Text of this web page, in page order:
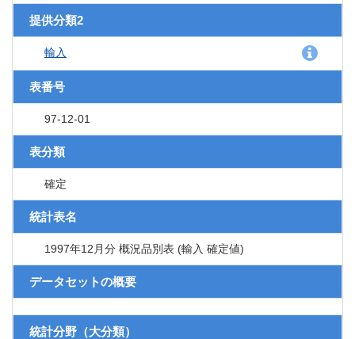
提供分類2
輸入
表番号
97-12-01
表分類
確定
統計表名
1997年12月分 概況品別表 (輸入 確定値)
データセットの概要
統計分野（大分類）